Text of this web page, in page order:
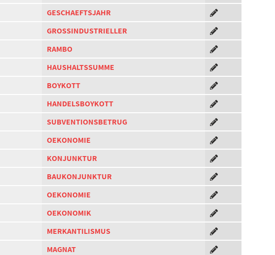
GESCHAEFTSJAHR
GROSSINDUSTRIELLER
RAMBO
HAUSHALTSSUMME
BOYKOTT
HANDELSBOYKOTT
SUBVENTIONSBETRUG
OEKONOMIE
KONJUNKTUR
BAUKONJUNKTUR
OEKONOMIE
OEKONOMIK
MERKANTILISMUS
MAGNAT